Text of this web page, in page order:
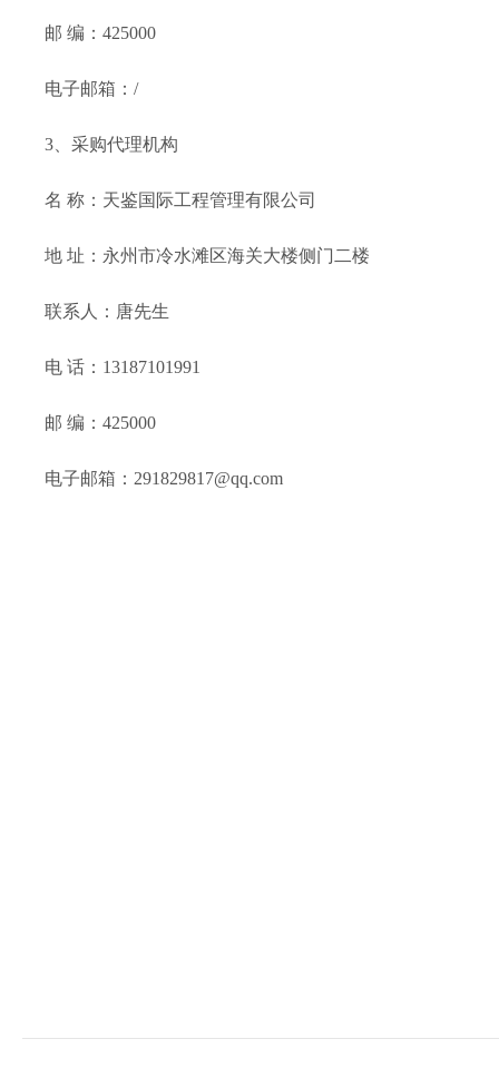
邮 编： 425000
电子邮箱： /
3、采购代理机构
名 称： 天鉴国际工程管理有限公司
地 址： 永州市冷水滩区海关大楼侧门二楼
联系人： 唐先生
电 话： 13187101991
邮 编： 425000
电子邮箱： 291829817@qq.com